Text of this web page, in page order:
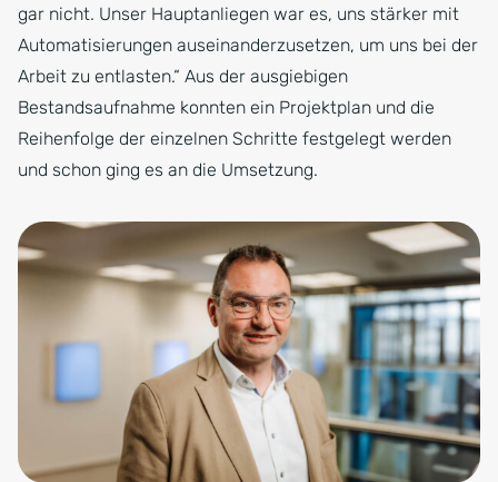
gar nicht. Unser Hauptanliegen war es, uns stärker mit
Automatisierungen auseinanderzusetzen, um uns bei der
Arbeit zu entlasten.“ Aus der ausgiebigen
Bestandsaufnahme konnten ein Projektplan und die
Reihenfolge der einzelnen Schritte festgelegt werden
und schon ging es an die Umsetzung.